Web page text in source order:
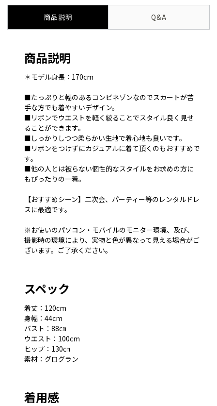
商品説明 Q&A
商品説明
＊モデル身長：170cm
■たっぷりと幅のあるコンビネゾンなのでスカートが苦
手な方でも着やすいデザイン。
■リボンでウエストを軽く絞ることでスタイル良く見せ
ることができます。
■しっかりしつつ柔らかい生地で着心地も良いです。
■リボンをつけずにカジュアルに着て頂くのもおすすめで
す。
■他の人とは被らない個性的なスタイルをお求めの方に
もぴったりの一着。
【おすすめシーン】二次会、パーティー等のレンタルドレ
スに最適です。
※お使いのパソコン・モバイルのモニター環境、及び、
撮影時の環境により、実物と色が異なって見える場合がご
ざいます。ご了承ください。
スペック
着丈：120cm
身幅：44cm
バスト：88㎝
ウエスト：100cm
ヒップ：130㎝
素材：グログラン
着用感